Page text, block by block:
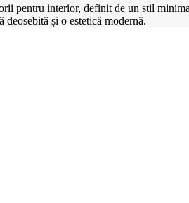
pentru interior, definit de un stil
și o estetică modernă.